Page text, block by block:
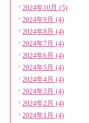
2024年10月 (5)
2024年9月 (4)
2024年8月 (4)
2024年7月 (4)
2024年6月 (4)
2024年5月 (4)
2024年4月 (4)
2024年3月 (4)
2024年2月 (4)
2024年1月 (4)